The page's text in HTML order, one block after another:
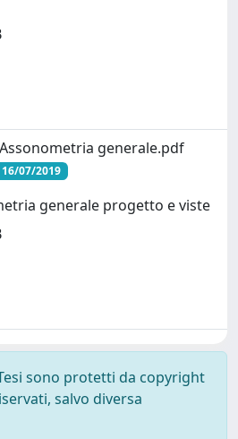
generale.pdf
07/2019
generale progetto e viste
sono protetti da copyright
salvo diversa